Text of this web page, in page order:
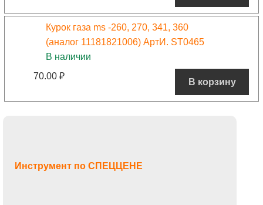
Курок газа ms -260, 270, 341, 360
(аналог 11181821006) АртИ. ST0465
В наличии
70.00 ₽
В корзину
Инструмент по СПЕЦЦЕНЕ